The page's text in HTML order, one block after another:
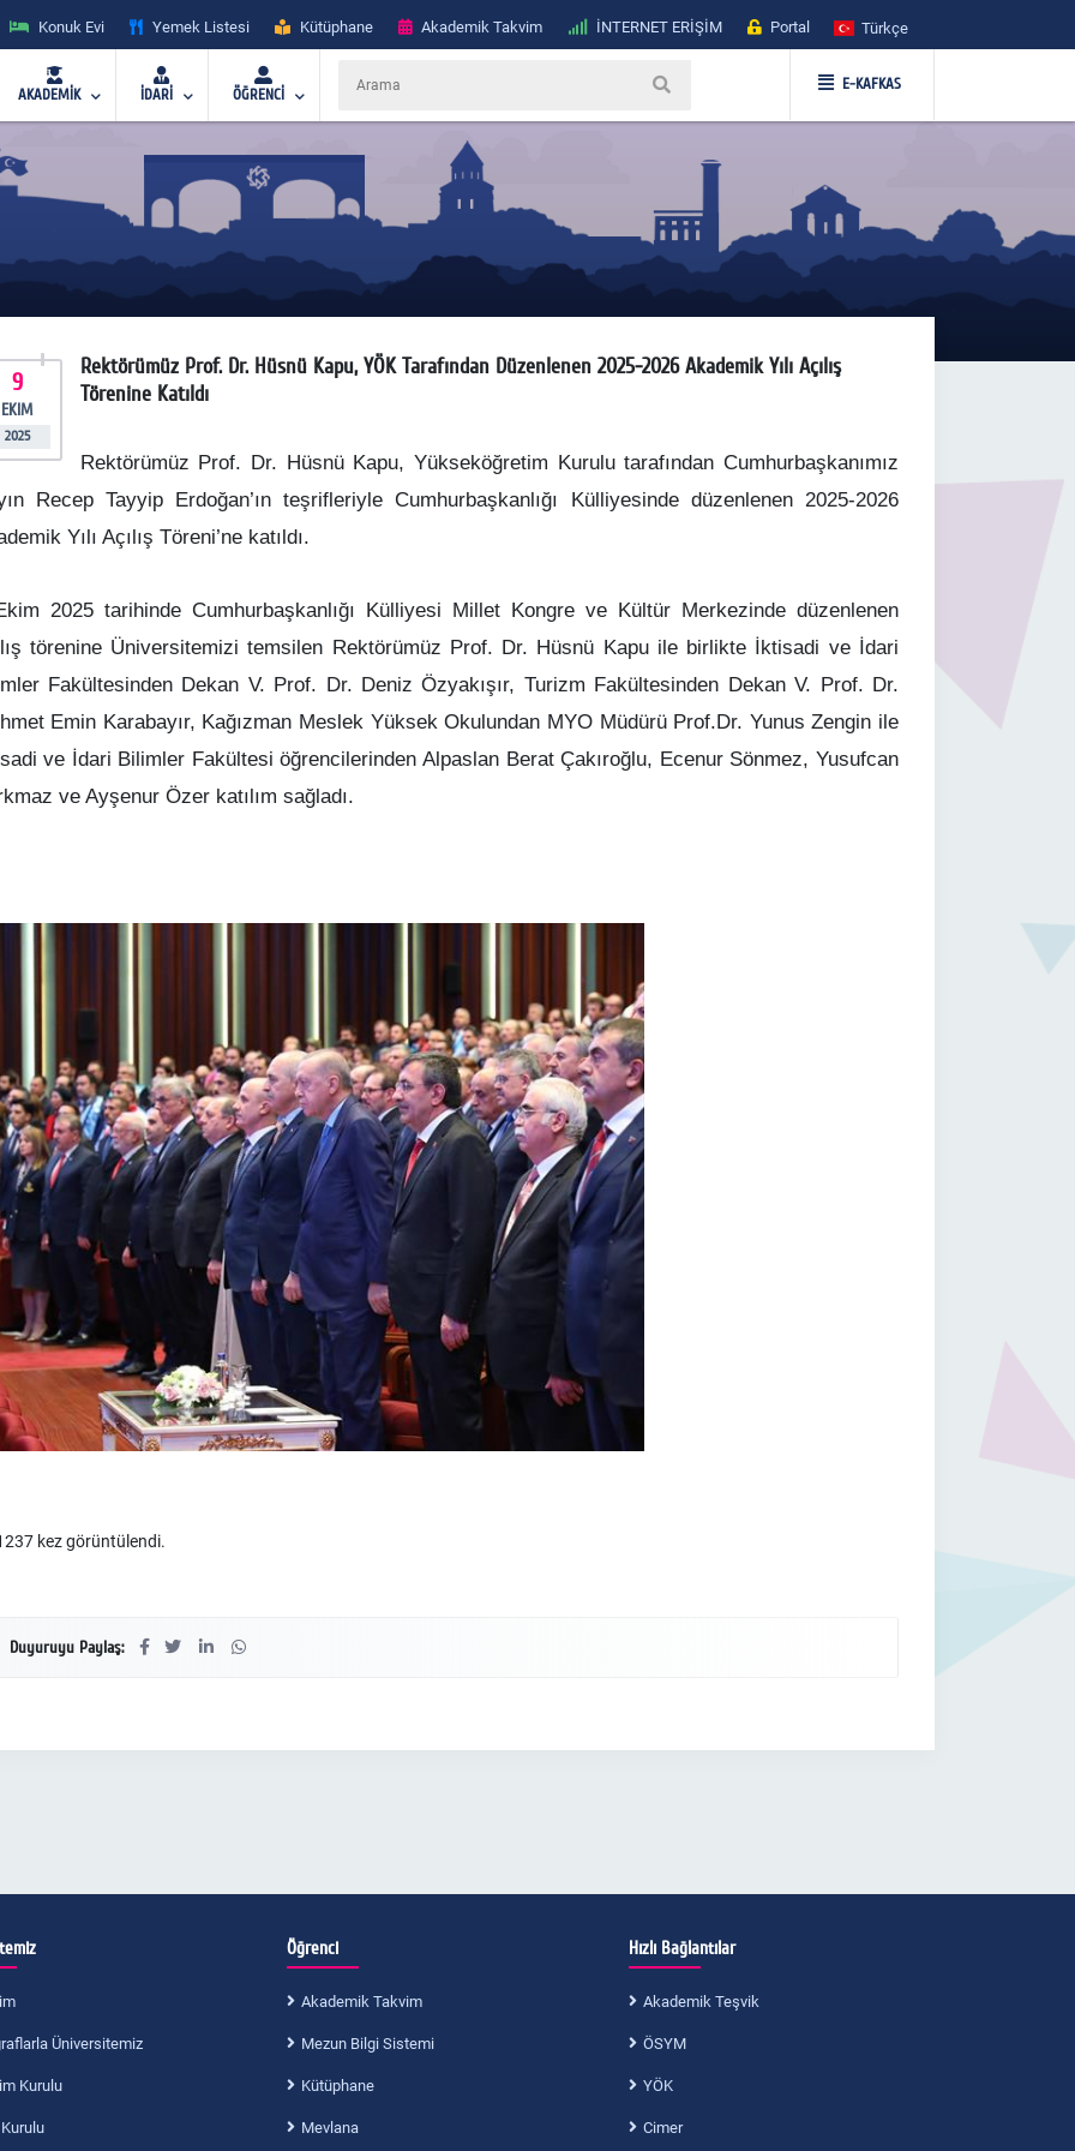
Konuk Evi Yemek Listesi Kütüphane Akademik Takvim İNTERNET ERİŞİM Portal Türkçe
AKADEMİK İDARİ ÖĞRENCİ
E-KAFKAS
9
EKIM
2025
Rektörümüz Prof. Dr. Hüsnü Kapu, YÖK Tarafından Düzenlenen 2025-2026 Akademik Yılı Açılış
Törenine Katıldı
Rektörümüz Prof. Dr. Hüsnü Kapu, Yükseköğretim Kurulu tarafından Cumhurbaşkanımız
Recep Tayyip Erdoğan’ın teşrifleriyle Cumhurbaşkanlığı Külliyesinde düzenlenen 2025-2026
Yılı Açılış Töreni’ne katıldı.
2025 tarihinde Cumhurbaşkanlığı Külliyesi Millet Kongre ve Kültür Merkezinde düzenlenen
törenine Üniversitemizi temsilen Rektörümüz Prof. Dr. Hüsnü Kapu ile birlikte İktisadi ve İdari
Fakültesinden Dekan V. Prof. Dr. Deniz Özyakışır, Turizm Fakültesinden Dekan V. Prof. Dr.
Emin Karabayır, Kağızman Meslek Yüksek Okulundan MYO Müdürü Prof.Dr. Yunus Zengin ile
ve İdari Bilimler Fakültesi öğrencilerinden Alpaslan Berat Çakıroğlu, Ecenur Sönmez, Yusufcan
ve Ayşenur Özer katılım sağladı.
kez görüntülendi.
Duyuruyu Paylaş:
Üniversitemiz
Kurulu
Öğrenci
Akademik Takvim
Mezun Bilgi Sistemi
Kütüphane
Mevlana
Hızlı Bağlantılar
Akademik Teşvik
ÖSYM
YÖK
Cimer